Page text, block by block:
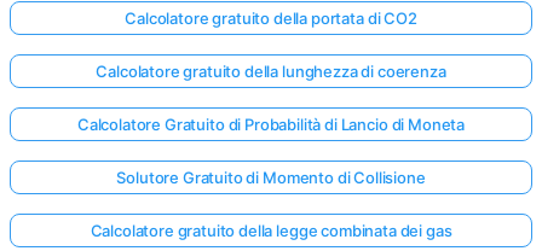
Calcolatore gratuito della portata di CO2
Calcolatore gratuito della lunghezza di coerenza
Calcolatore Gratuito di Probabilità di Lancio di Moneta
Solutore Gratuito di Momento di Collisione
Calcolatore gratuito della legge combinata dei gas